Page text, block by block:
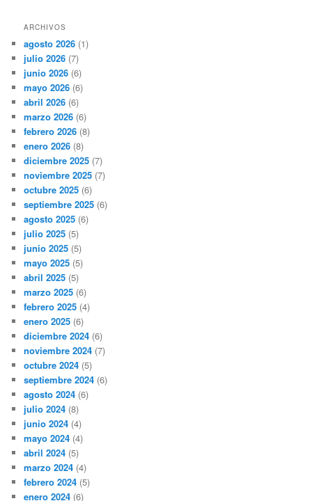
ARCHIVOS
agosto 2026 (1)
julio 2026 (7)
junio 2026 (6)
mayo 2026 (6)
abril 2026 (6)
marzo 2026 (6)
febrero 2026 (8)
enero 2026 (8)
diciembre 2025 (7)
noviembre 2025 (7)
octubre 2025 (6)
septiembre 2025 (6)
agosto 2025 (6)
julio 2025 (5)
junio 2025 (5)
mayo 2025 (5)
abril 2025 (5)
marzo 2025 (6)
febrero 2025 (4)
enero 2025 (6)
diciembre 2024 (6)
noviembre 2024 (7)
octubre 2024 (5)
septiembre 2024 (6)
agosto 2024 (6)
julio 2024 (8)
junio 2024 (4)
mayo 2024 (4)
abril 2024 (5)
marzo 2024 (4)
febrero 2024 (5)
enero 2024 (6)